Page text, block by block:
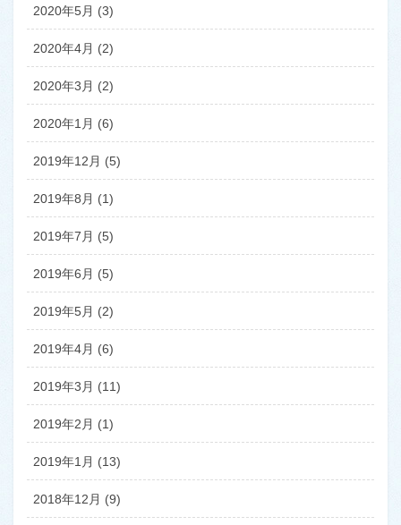
2020年5月 (3)
2020年4月 (2)
2020年3月 (2)
2020年1月 (6)
2019年12月 (5)
2019年8月 (1)
2019年7月 (5)
2019年6月 (5)
2019年5月 (2)
2019年4月 (6)
2019年3月 (11)
2019年2月 (1)
2019年1月 (13)
2018年12月 (9)